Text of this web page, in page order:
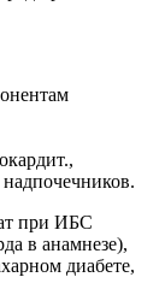
при ИБС
в анамнезе),
диабете,